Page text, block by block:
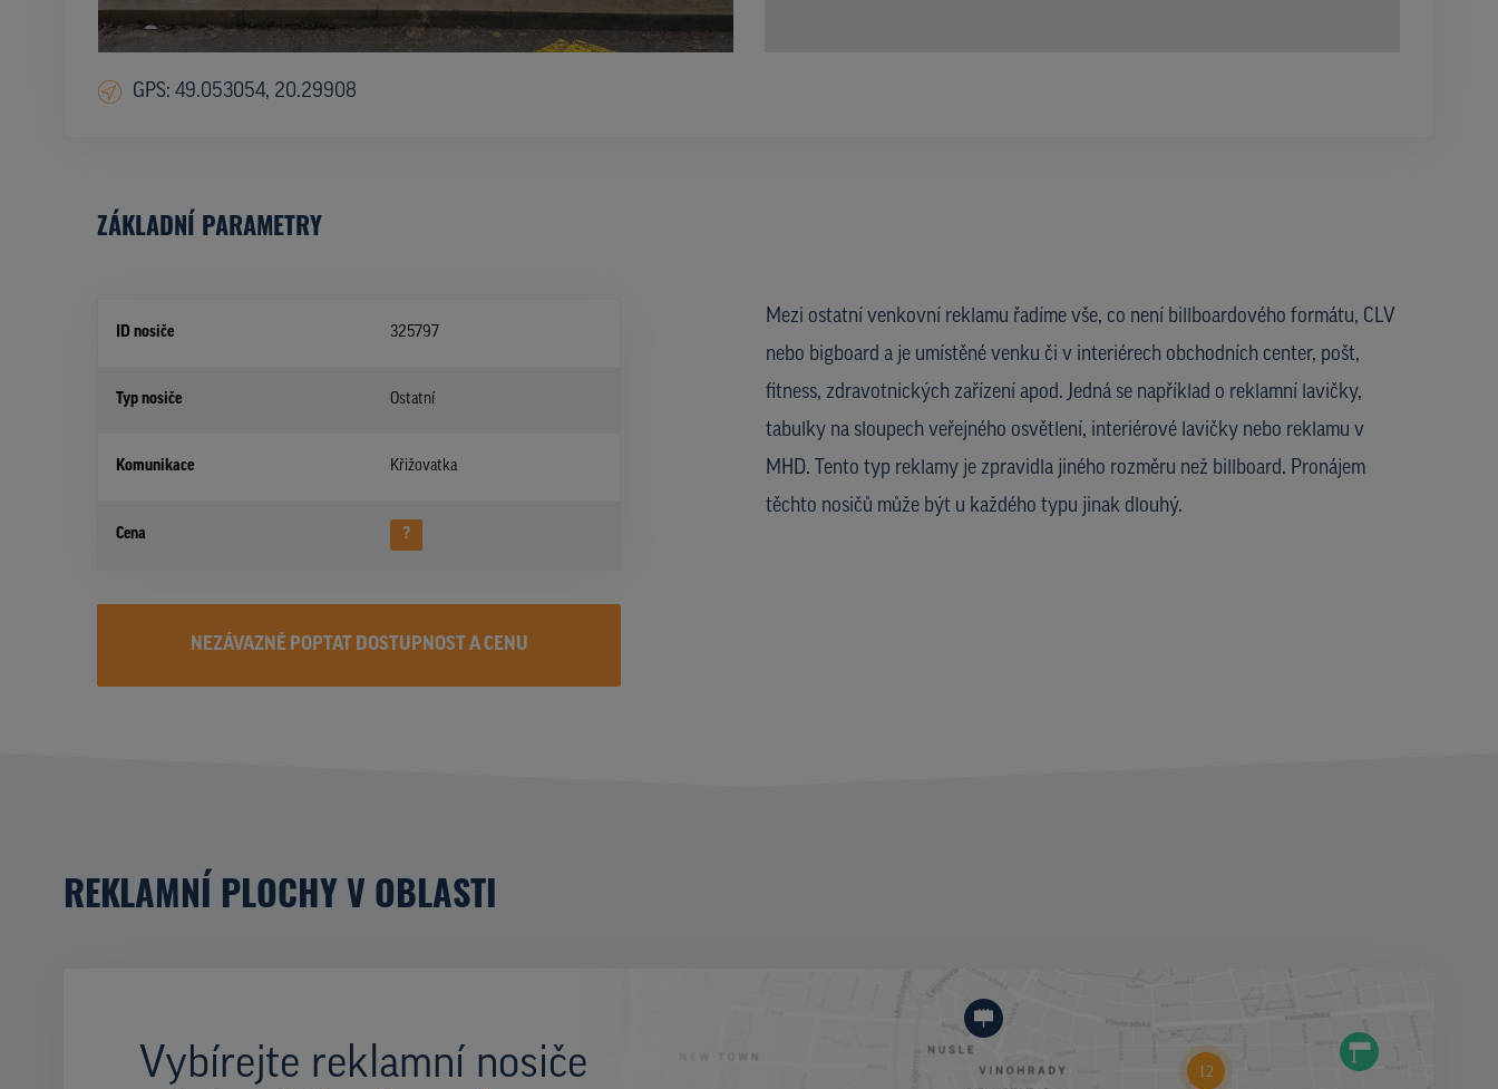
GPS: 49.053054, 20.29908
ZÁKLADNÍ PARAMETRY
ID nosiče 325797
Typ nosiče Ostatní
Komunikace Křižovatka
Cena ?
Mezi ostatní venkovní reklamu řadíme vše, co není billboardového formátu, CLV
nebo bigboard a je umístěné venku či v interiérech obchodních center, pošt,
fitness, zdravotnických zařízení apod. Jedná se například o reklamní lavičky,
tabulky na sloupech veřejného osvětlení, interiérové lavičky nebo reklamu v
MHD. Tento typ reklamy je zpravidla jiného rozměru než billboard. Pronájem
těchto nosičů může být u každého typu jinak dlouhý.
NEZÁVAZNĚ POPTAT DOSTUPNOST A CENU
REKLAMNÍ PLOCHY V OBLASTI
Vybírejte reklamní nosiče